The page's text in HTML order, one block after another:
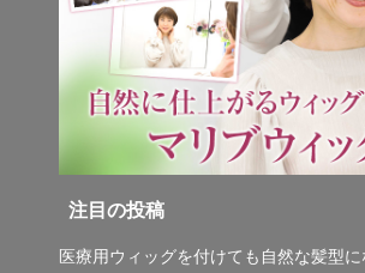
注目の投稿
医療用ウィッグを付けても自然な髪型